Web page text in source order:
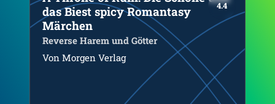
4.6